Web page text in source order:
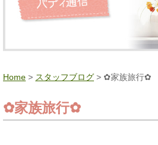
Home > スタッフブログ > ✿家族旅行✿
✿家族旅行✿